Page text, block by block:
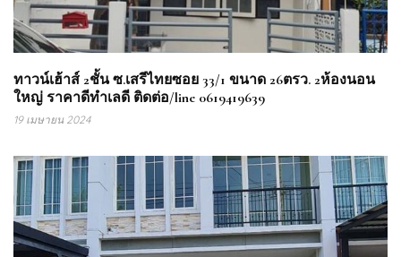
ทาวน์เฮ้าส์ 2ชั้น ซ.เสรีไทยซอย 33/1 ขนาด 26ตรว. 2ห้องนอน
ใหญ่ ราคาดีทำเลดี ติดต่อ/line 0619419639
19 เมษายน 2024